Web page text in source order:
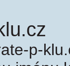
p-